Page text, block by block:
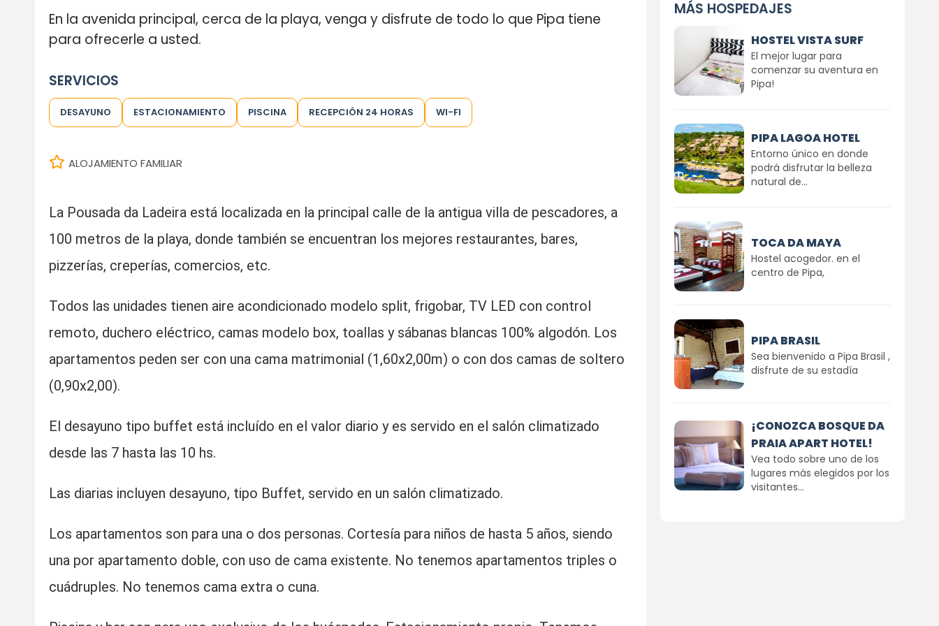
En la avenida principal, cerca de la playa, venga y disfrute de todo lo que Pipa tiene
para ofrecerle a usted.
SERVICIOS
DESAYUNO ESTACIONAMIENTO PISCINA RECEPCIÓN 24 HORAS WI-FI
ALOJAMIENTO FAMILIAR
La Pousada da Ladeira está localizada en la principal calle de la antigua villa de pescadores, a
100 metros de la playa, donde también se encuentran los mejores restaurantes, bares,
pizzerías, creperías, comercios, etc.
Todos las unidades tienen aire acondicionado modelo split, frigobar, TV LED con control
remoto, duchero eléctrico, camas modelo box, toallas y sábanas blancas 100% algodón. Los
apartamentos peden ser con una cama matrimonial (1,60x2,00m) o con dos camas de soltero
(0,90x2,00).
El desayuno tipo buffet está incluído en el valor diario y es servido en el salón climatizado
desde las 7 hasta las 10 hs.
Las diarias incluyen desayuno, tipo Buffet, servido en un salón climatizado.
Los apartamentos son para una o dos personas. Cortesía para niños de hasta 5 años, siendo
una por apartamento doble, con uso de cama existente. No tenemos apartamentos triples o
cuádruples. No tenemos cama extra o cuna.
MÁS HOSPEDAJES
HOSTEL VISTA SURF
El mejor lugar para
comenzar su aventura en
Pipa!
PIPA LAGOA HOTEL
Entorno único en donde
podrá disfrutar la belleza
natural de...
TOCA DA MAYA
Hostel acogedor. en el
centro de Pipa,
PIPA BRASIL
Sea bienvenido a Pipa Brasil ,
disfrute de su estadía
¡CONOZCA BOSQUE DA
PRAIA APART HOTEL!
Vea todo sobre uno de los
lugares más elegidos por los
visitantes...